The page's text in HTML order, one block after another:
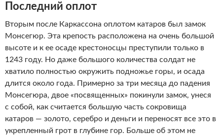
Последний оплот
Вторым после Каркассона оплотом катаров был замок
Монсегюр. Эта крепость расположена на очень большой
высоте и к ее осаде крестоносцы преступили только в
1243 году. Но даже большого количества солдат не
хватило полностью окружить подножье горы, и осада
длится около года. Примерно за три месяца до падения
Монсегюра, двое «посвященных» покинули замок, унеся
с собой, как считается большую часть сокровища
катаров — золото, серебро и деньги и переносят все это в
укрепленный грот в глубине гор. Больше об этом не